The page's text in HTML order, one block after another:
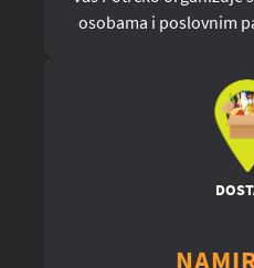
osobama i poslovnim